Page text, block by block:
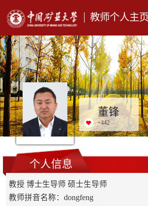
教师个人主页
董锋
+442
个人信息
教授 博士生导师 硕士生导师
教师拼音名称：dongfeng